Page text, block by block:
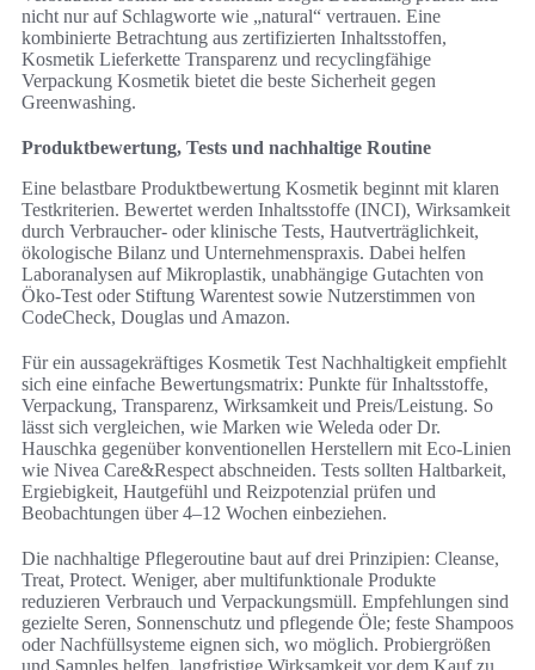
nicht nur auf Schlagworte wie „natural“ vertrauen. Eine
kombinierte Betrachtung aus zertifizierten Inhaltsstoffen,
Kosmetik Lieferkette Transparenz und recyclingfähige
Verpackung Kosmetik bietet die beste Sicherheit gegen
Greenwashing.
Produktbewertung, Tests und nachhaltige Routine
Eine belastbare Produktbewertung Kosmetik beginnt mit klaren
Testkriterien. Bewertet werden Inhaltsstoffe (INCI), Wirksamkeit
durch Verbraucher- oder klinische Tests, Hautverträglichkeit,
ökologische Bilanz und Unternehmenspraxis. Dabei helfen
Laboranalysen auf Mikroplastik, unabhängige Gutachten von
Öko-Test oder Stiftung Warentest sowie Nutzerstimmen von
CodeCheck, Douglas und Amazon.
Für ein aussagekräftiges Kosmetik Test Nachhaltigkeit empfiehlt
sich eine einfache Bewertungsmatrix: Punkte für Inhaltsstoffe,
Verpackung, Transparenz, Wirksamkeit und Preis/Leistung. So
lässt sich vergleichen, wie Marken wie Weleda oder Dr.
Hauschka gegenüber konventionellen Herstellern mit Eco-Linien
wie Nivea Care&Respect abschneiden. Tests sollten Haltbarkeit,
Ergiebigkeit, Hautgefühl und Reizpotenzial prüfen und
Beobachtungen über 4–12 Wochen einbeziehen.
Die nachhaltige Pflegeroutine baut auf drei Prinzipien: Cleanse,
Treat, Protect. Weniger, aber multifunktionale Produkte
reduzieren Verbrauch und Verpackungsmüll. Empfehlungen sind
gezielte Seren, Sonnen­schutz und pflegende Öle; feste Shampoos
oder Nachfüllsysteme eignen sich, wo möglich. Probiergrößen